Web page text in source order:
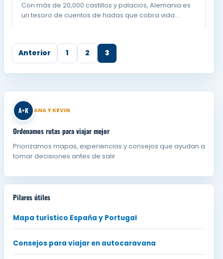
Con más de 20,000 castillos y palacios, Alemania es
un tesoro de cuentos de hadas que cobra vida.…
Anterior 1 2 3
A+K ANA Y KEVIN
Ordenamos rutas para viajar mejor
Priorizamos mapas, experiencias y consejos que ayudan a
tomar decisiones antes de salir.
Pilares útiles
Mapa turístico España y Portugal
Consejos para viajar en autocaravana